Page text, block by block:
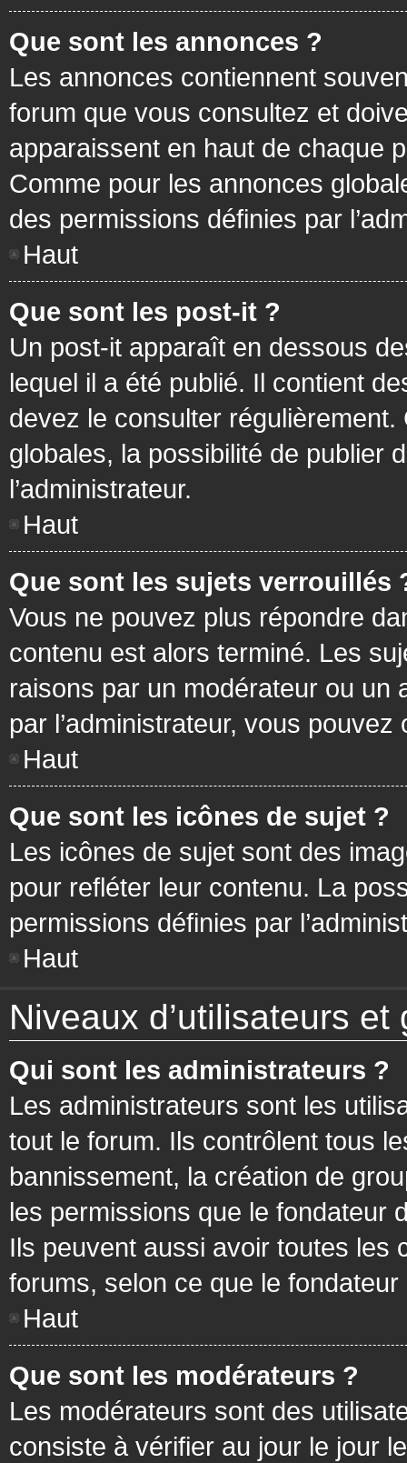
Que sont les annonces ?
Les annonces contiennent
forum que vous consultez et
apparaissent en haut de chaque
Comme pour les annonces
des permissions définies par
Haut
Que sont les post-it ?
Un post-it apparaît en dessous
lequel il a été publié. Il contient
devez le consulter
globales, la possibilité de publier
l’administrateur.
Haut
Que sont les sujets verrouillés
Vous ne pouvez plus répondre
contenu est alors terminé. Les
raisons par un modérateur ou un
par l’administrateur, vous
Haut
Que sont les icônes de sujet ?
Les icônes de sujet sont des
pour refléter leur contenu. La
permissions définies par
Haut
Niveaux d’utilisateurs et
Qui sont les administrateurs ?
Les administrateurs sont les
tout le forum. Ils contrôlent tous
bannissement, la création de
les permissions que le fondateur
Ils peuvent aussi avoir toutes les
forums, selon ce que le
Haut
Que sont les modérateurs ?
Les modérateurs sont des
consiste à vérifier au jour le jour